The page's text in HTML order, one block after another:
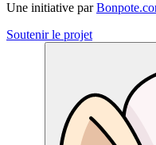
Une initiative par
Soutenir le projet